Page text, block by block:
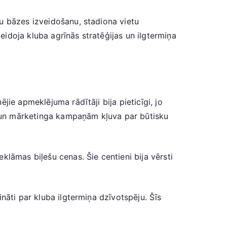
bāzes izveidošanu, stadiona vietu
kluba agrīnās stratēģijas un ilgtermiņa
apmeklējuma rādītāji bija pieticīgi, jo
mārketinga kampaņām kļuva par būtisku
biļešu cenas. Šie centieni bija vērsti
par kluba ilgtermiņa dzīvotspēju. Šīs